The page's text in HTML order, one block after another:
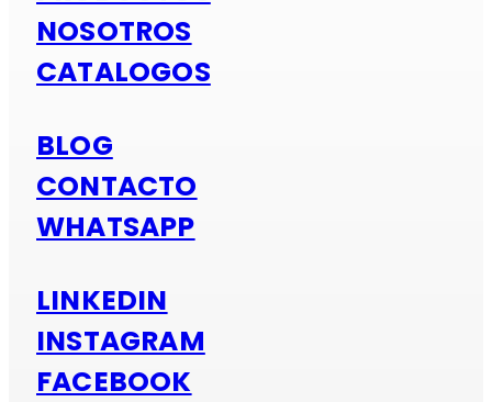
NOSOTROS
CATALOGOS
BLOG
CONTACTO
WHATSAPP
LINKEDIN
INSTAGRAM
FACEBOOK